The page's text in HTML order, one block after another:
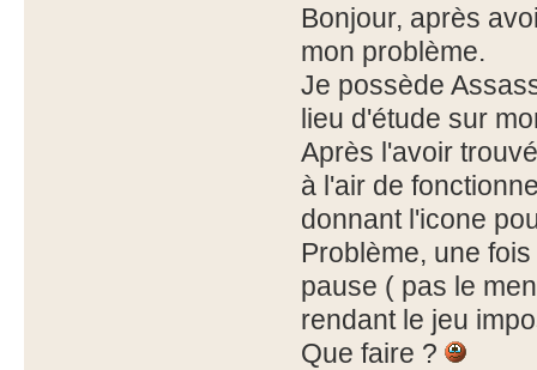
Bonjour, après
mon problème.
Je possède
lieu d'étude sur
Après l'avoir
à l'air de
donnant l'icone
Problème, une
pause ( pas le
rendant le jeu
Que faire ?